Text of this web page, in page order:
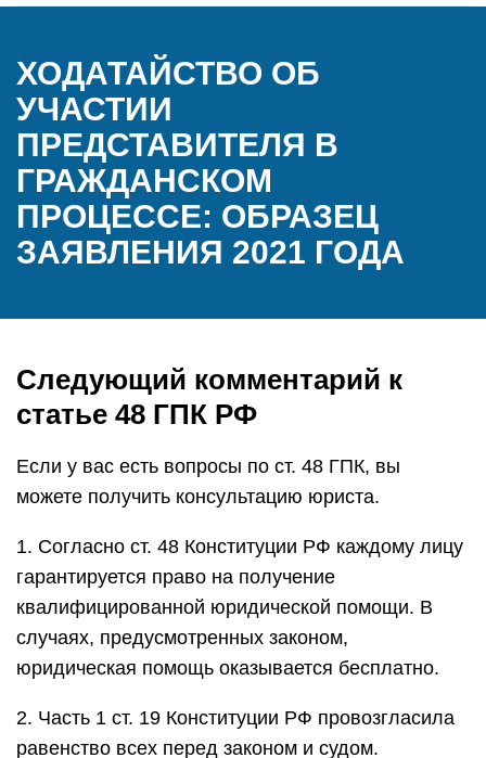
ХОДАТАЙСТВО ОБ
УЧАСТИИ
ПРЕДСТАВИТЕЛЯ В
ГРАЖДАНСКОМ
ПРОЦЕССЕ: ОБРАЗЕЦ
ЗАЯВЛЕНИЯ 2021 ГОДА
Следующий комментарий к
статье 48 ГПК РФ
Если у вас есть вопросы по ст. 48 ГПК, вы
можете получить консультацию юриста.
1. Согласно ст. 48 Конституции РФ каждому лицу
гарантируется право на получение
квалифицированной юридической помощи. В
случаях, предусмотренных законом,
юридическая помощь оказывается бесплатно.
2. Часть 1 ст. 19 Конституции РФ провозгласила
равенство всех перед законом и судом.